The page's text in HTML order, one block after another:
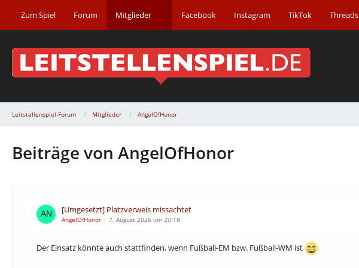
Zum Spiel Forum Mitglieder Facebook Instagram TikTok Threads
Leitstellenspiel-Forum Mitglieder AngelOfHonor
Beiträge von AngelOfHonor
[Umgesetzt] Platzverweis missachtet
AngelOfHonor 7. August 2026 um 20:18
Der Einsatz könnte auch stattfinden, wenn Fußball-EM bzw. Fußball-WM ist